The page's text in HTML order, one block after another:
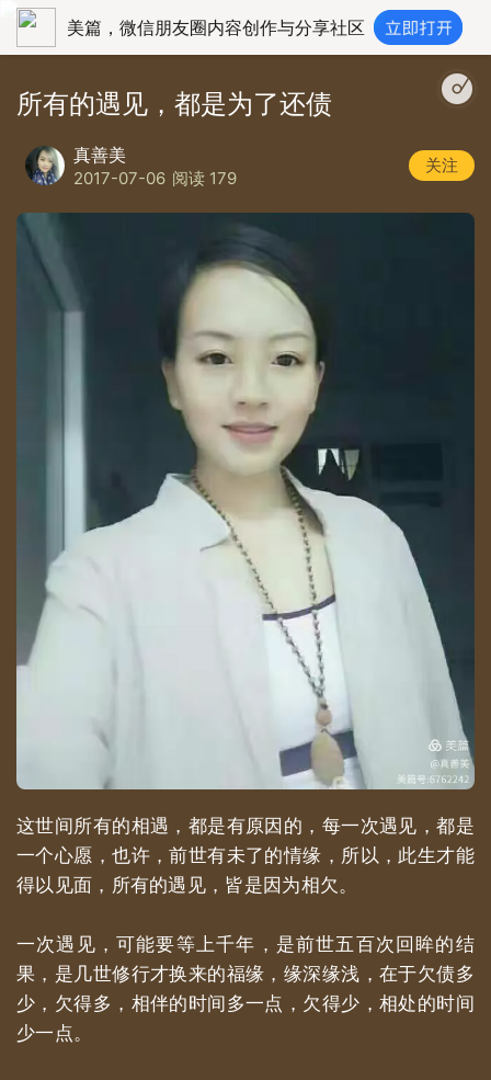
美篇，微信朋友圈内容创作与分享社区
所有的遇见，都是为了还债
真善美
2017-07-06 阅读 179
关注
这世间所有的相遇，都是有原因的，每一次遇见，都是
一个心愿，也许，前世有未了的情缘，所以，此生才能
得以见面，所有的遇见，皆是因为相欠。
一次遇见，可能要等上千年，是前世五百次回眸的结
果，是几世修行才换来的福缘，缘深缘浅，在于欠债多
少，欠得多，相伴的时间多一点，欠得少，相处的时间
少一点。
imgcache.qq.com/music/photo/album_300/71/